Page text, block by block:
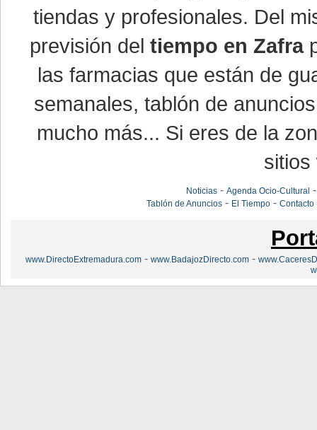
tiendas y profesionales. Del
previsión deltiempo en Zafra
las farmacias que están de
semanales, tablón de
mucho más... Si eres de la
sitios
Noticias -Agenda Ocio-Cultural
Tablón de Anuncios - El Tiempo -Contacto
www.DirectoExtremadura.com - www.BadajozDirecto.com -